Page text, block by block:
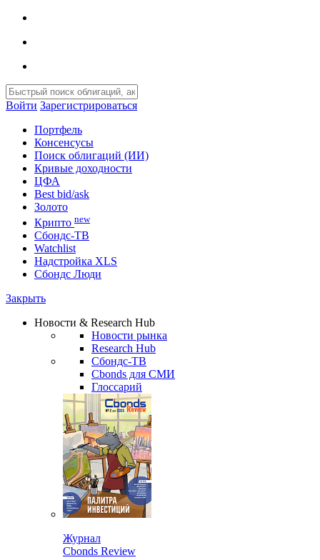
Войти Зарегистрироваться
Портфель
Консенсусы
Поиск облигаций (ИИ)
Кривые доходности
ЦФА
Best bid/ask
Золото
Крипто new
Сбондс-ТВ
Watchlist
Надстройка XLS
Сбондс Люди
Закрыть
Новости & Research Hub
Новости рынка
Research Hub
Сбондс-ТВ
Cbonds для СМИ
Глоссарий
Журнал
Cbonds Review